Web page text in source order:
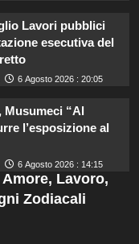
Lavori pubblici
esecutiva del
6 Agosto 2026 : 20:05
Musumeci “Al
l’esposizione al
6 Agosto 2026 : 14:15
Lavoro,
Zodiacali